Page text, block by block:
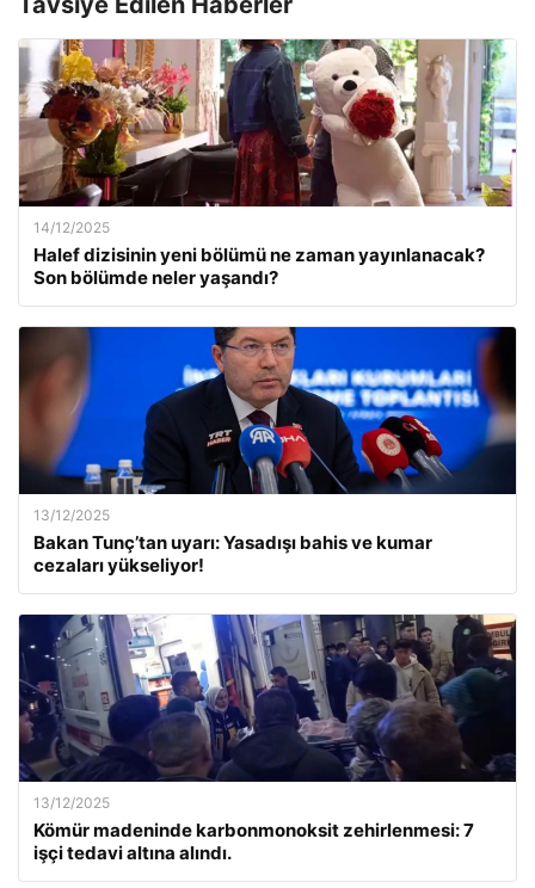
14/12/2025
Halef dizisinin yeni bölümü ne zaman yayınlanacak?
Son bölümde neler yaşandı?
13/12/2025
Bakan Tunç’tan uyarı: Yasadışı bahis ve kumar
cezaları yükseliyor!
13/12/2025
Kömür madeninde karbonmonoksit zehirlenmesi: 7
işçi tedavi altına alındı.